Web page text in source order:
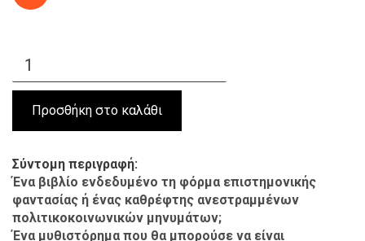
Σύντομη περιγραφή
Ένα βιβλίο ενδεδυμένο τη φόρμα επιστημονικής
φαντασίας ή ένας καθρέφτης ανεστραμμένων
πολιτικοκοινωνικών μηνυμάτων;
Ένα μυθιστόρημα που θα μπορούσε να είναι